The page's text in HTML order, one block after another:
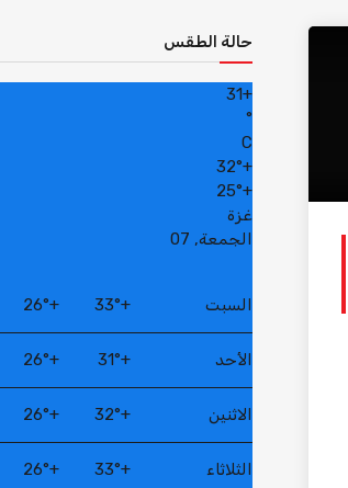
حالة الطقس
+
31
°
C
+
32°
+
25°
غزة
الجمعة, 07
السبت +
33°
+
26°
الأحد +
31°
+
26°
الاثنين +
32°
+
26°
الثلاثاء +
33°
+
26°